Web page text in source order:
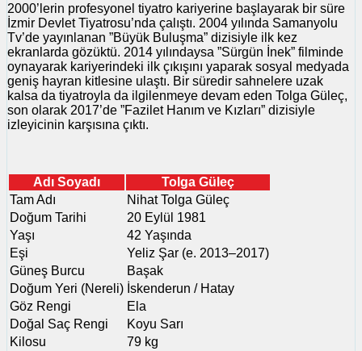
2000’lerin profesyonel tiyatro kariyerine başlayarak bir süre
İzmir Devlet Tiyatrosu’nda çalıştı. 2004 yılında Samanyolu
Tv’de yayınlanan ”Büyük Buluşma” dizisiyle ilk kez
ekranlarda gözüktü. 2014 yılındaysa ”Sürgün İnek” filminde
oynayarak kariyerindeki ilk çıkışını yaparak sosyal medyada
geniş hayran kitlesine ulaştı. Bir süredir sahnelere uzak
kalsa da tiyatroyla da ilgilenmeye devam eden Tolga Güleç,
son olarak 2017’de ”Fazilet Hanım ve Kızları” dizisiyle
izleyicinin karşısına çıktı.
Adı Soyadı
Tolga Güleç
Tam Adı
Nihat Tolga Güleç
Doğum Tarihi
20 Eylül 1981
Yaşı
42 Yaşında
Eşi
Yeliz Şar (e. 2013–2017)
Güneş Burcu
Başak
Doğum Yeri (Nereli) İskenderun / Hatay
Göz Rengi
Ela
Doğal Saç Rengi
Koyu Sarı
Kilosu
79 kg